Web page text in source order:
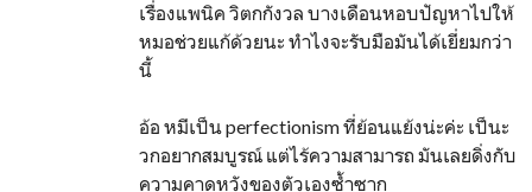
เรื่องแพนิค วิตกกังวล บางเดือนหอบปัญหาไปให้
หมอช่วยแก้ด้วยนะ ทำไงจะรับมือมันได้เยี่ยมกว่า
นี้
อ้อ หมีเป็น perfectionism ที่ย้อนแย้งน่ะค่ะ เป็นะ
วกอยากสมบูรณ์ แต่ไร้ความสามารถ มันเลยดิ่งกับ
ความคาดหวังของตัวเองซ้ำซาก